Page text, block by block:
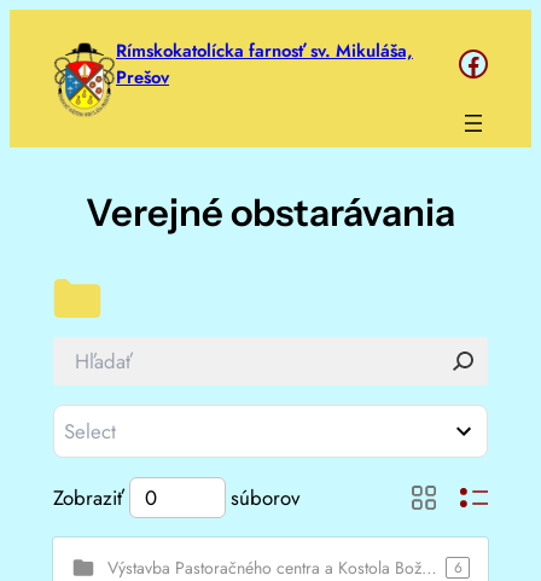
obsah
Rímskokatolícka farnosť sv. Mikuláša,
Prešov
https://
Verejné obstarávania
Zobraziť súborov
Výstavba Pastoračného centra a Kostola Božieho milosrdenstva Prešov – Šidlovec 6